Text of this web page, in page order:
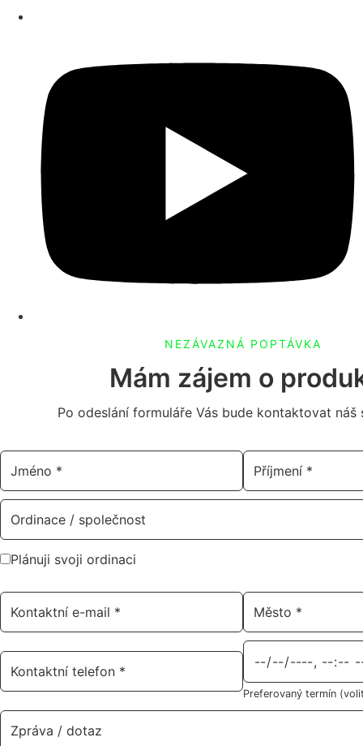
NEZÁVAZNÁ POPTÁVKA
Mám zájem o
Po odeslání formuláře Vás bude kontaktovat náš
Plánuji svoji ordinaci
Preferovaný termín